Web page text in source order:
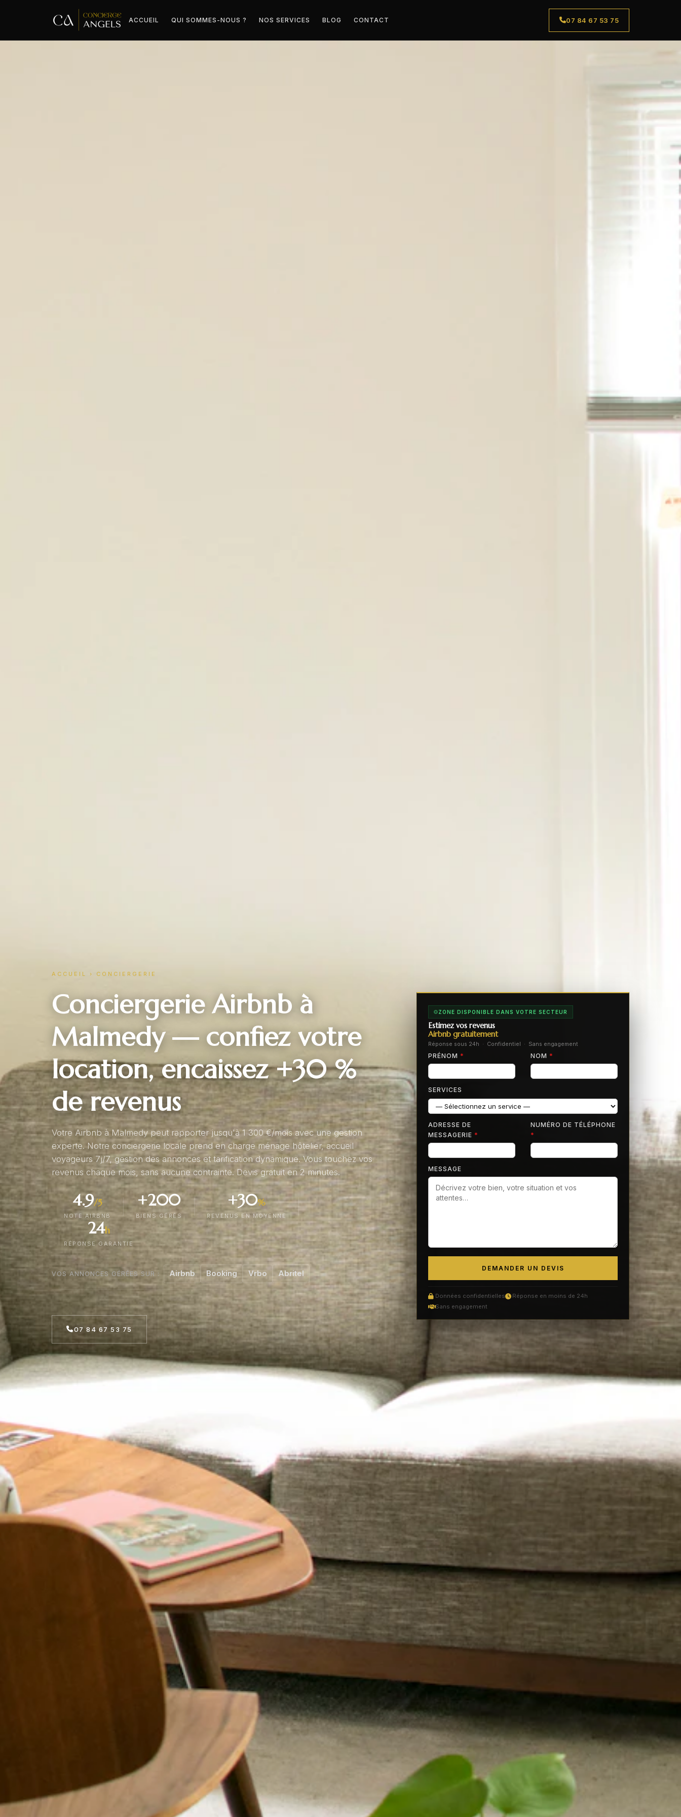
ACCUEIL QUI SOMMES-NOUS ? NOS SERVICES BLOG CONTACT 07 84 67 53 75
ACCUEIL › CONCIERGERIE
Conciergerie Airbnb à
Malmedy — confiez votre
location, encaissez +30 %
de revenus
Votre Airbnb à Malmedy peut rapporter jusqu'à 1 300 €/mois avec une gestion
experte. Notre conciergerie locale prend en charge ménage hôtelier, accueil
voyageurs 7j/7, gestion des annonces et tarification dynamique. Vous touchez vos
revenus chaque mois, sans aucune contrainte. Devis gratuit en 2 minutes.
4.9/5
NOTE AIRBNB
+200
BIENS GÉRÉS
+30%
REVENUS EN MOYENNE
24h
RÉPONSE GARANTIE
VOS ANNONCES GÉRÉES SUR : Airbnb Booking Vrbo Abritel
07 84 67 53 75
ZONE DISPONIBLE DANS VOTRE SECTEUR
Estimez vos revenus
Airbnb gratuitement
Réponse sous 24h · Confidentiel · Sans engagement
PRÉNOM * NOM *
SERVICES
ADRESSE DE
MESSAGERIE *
NUMÉRO DE TÉLÉPHONE
*
MESSAGE
DEMANDER UN DEVIS
Données confidentielles
Réponse en moins de 24h
Sans engagement